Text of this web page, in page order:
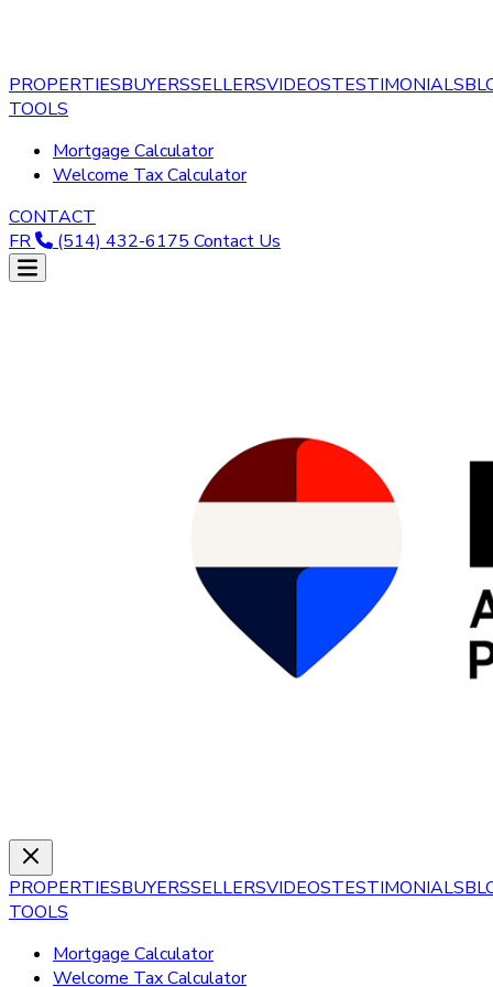
PROPERTIESBUYERSSELLERSVIDEOSTESTIMONIALS
TOOLS
Mortgage Calculator
Welcome Tax Calculator
CONTACT
FR
(514) 432-6175 Contact Us
PROPERTIESBUYERSSELLERSVIDEOSTESTIMONIALS
TOOLS
Mortgage Calculator
Welcome Tax Calculator